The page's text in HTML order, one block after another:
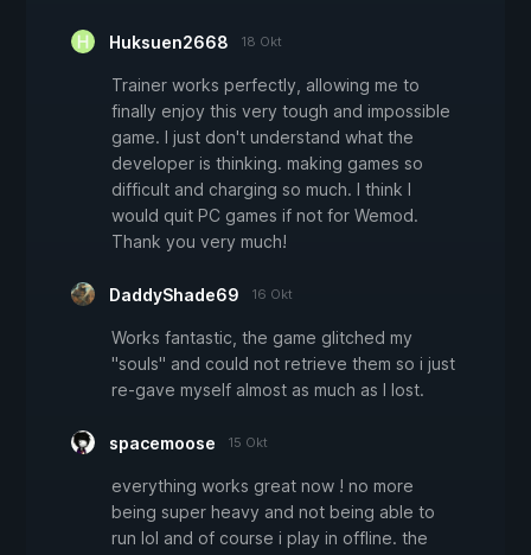
Huksuen2668 18 Okt
Trainer works perfectly, allowing me to
finally enjoy this very tough and impossible
game. I just don't understand what the
developer is thinking. making games so
difficult and charging so much. I think I
would quit PC games if not for Wemod.
Thank you very much!
DaddyShade69 16 Okt
Works fantastic, the game glitched my
"souls" and could not retrieve them so i just
re-gave myself almost as much as I lost.
spacemoose 15 Okt
everything works great now ! no more
being super heavy and not being able to
run lol and of course i play in offline. the